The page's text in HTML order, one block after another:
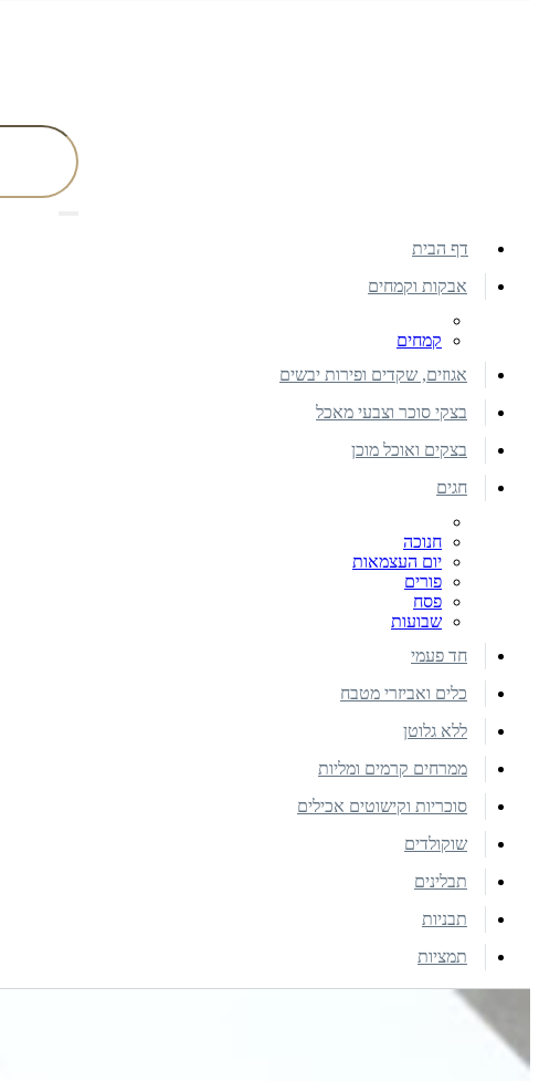
דף הבית
אבקות וקמחים
קמחים
אגוזים, שקדים ופירות יבשים
בצקי סוכר וצבעי מאכל
בצקים ואוכל מוכן
חגים
חנוכה
יום העצמאות
פורים
פסח
שבועות
חד פעמי
כלים ואביזרי מטבח
ללא גלוטן
ממרחים קרמים ומליות
סוכריות וקישוטים אכילים
שוקולדים
תבלינים
תבניות
תמציות